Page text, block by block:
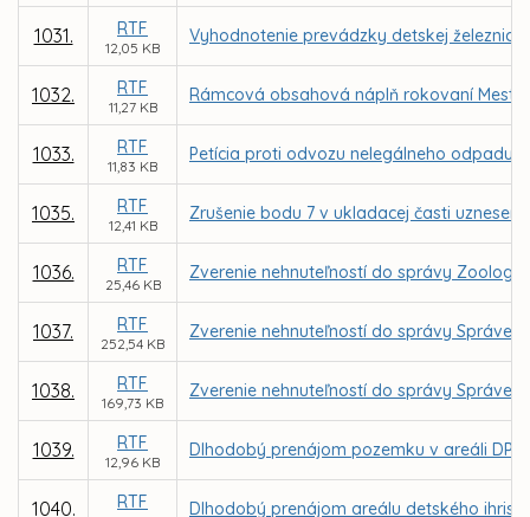
1031. RTF
12,05 KB
Vyhodnotenie prevádzky detskej železnice
1032. RTF
11,27 KB
Rámcová obsahová náplň rokovaní
1033. RTF
11,83 KB
Petícia proti odvozu nelegálneho odpadu z
1035. RTF
12,41 KB
Zrušenie bodu 7 v ukladacej časti
1036. RTF
25,46 KB
Zverenie nehnuteľností do správy
1037. RTF
252,54 KB
Zverenie nehnuteľností do správy Správe
1038. RTF
169,73 KB
Zverenie nehnuteľností do správy Správe
1039. RTF
12,96 KB
Dlhodobý prenájom pozemku v areáli
1040. RTF Dlhodobý prenájom areálu detského